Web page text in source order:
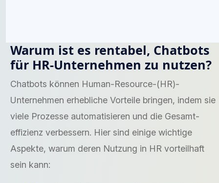
Warum ist es rentabel, Chatbots
für HR-Unternehmen zu nutzen?
Chatbots können Human-Resource-(HR)-
Unternehmen erhebliche Vorteile bringen, indem sie
viele Prozesse automatisieren und die Gesamt­
effizienz verbessern. Hier sind einige wichtige
Aspekte, warum deren Nutzung in HR vorteilhaft
sein kann: